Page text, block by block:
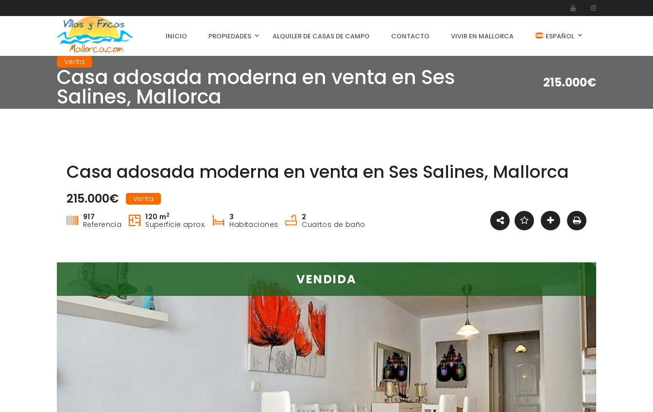
INICIO PROPIEDADES ALQUILER DE CASAS DE CAMPO CONTACTO VIVIR EN MALLORCA ESPAÑOL
Venta
Casa adosada moderna en venta en Ses
Salines, Mallorca
215.000€
Casa adosada moderna en venta en Ses Salines, Mallorca
215.000€
Venta
917
Referencia
120 m2
Superficie aprox.
3
Habitaciones
2
Cuartos de baño
VENDIDA